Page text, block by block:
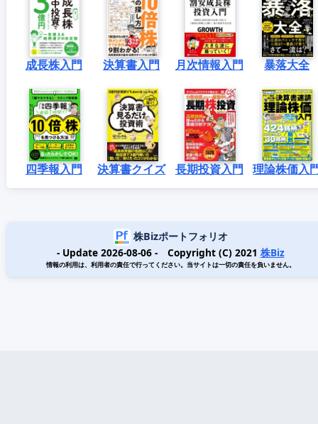
成長株入門 決算書入門 月次情報入門 暴落大全
四季報入門 決算書クイズ 長期投資入門 理論株価入
株Bizポートフォリオ
- Update 2026-08-06 - Copyright (C) 2021 株Biz
情報の利用は、利用者の責任で行ってください。当サイトは一切の責任を負いません。